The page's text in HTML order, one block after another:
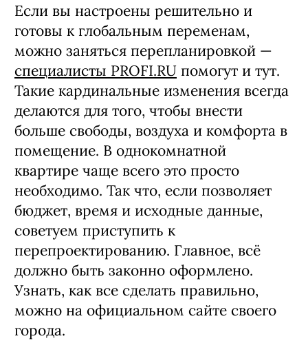
Если вы настроены решительно и
готовы к глобальным переменам,
можно заняться перепланировкой —
специалисты PROFI.RU помогут и тут.
Такие кардинальные изменения всегда
делаются для того, чтобы внести
больше свободы, воздуха и комфорта в
помещение. В однокомнатной
квартире чаще всего это просто
необходимо. Так что, если позволяет
бюджет, время и исходные данные,
советуем приступить к
перепроектированию. Главное, всё
должно быть законно оформлено.
Узнать, как все сделать правильно,
можно на официальном сайте своего
города.